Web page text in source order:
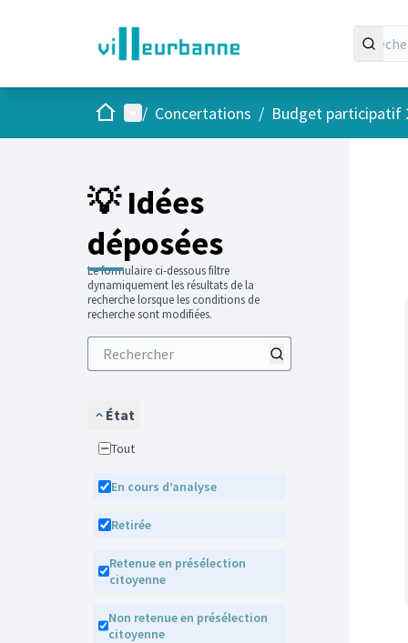
AccueilMenu principal
/ Concertations / Budget participatif
💡 Idées
déposées
Le formulaire ci-dessous filtre
dynamiquement les résultats de la
recherche lorsque les conditions de
recherche sont modifiées.
État
Tout
En cours d’analyse
Retirée
Retenue en présélection
citoyenne
Non retenue en présélection
citoyenne